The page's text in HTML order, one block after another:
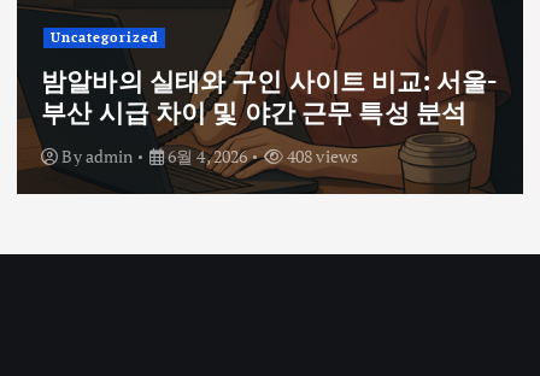
Uncategorized
밤알바의 실태와 구인 사이트 비교: 서울-
부산 시급 차이 및 야간 근무 특성 분석
Byadmin 6월 4, 2026 408 views